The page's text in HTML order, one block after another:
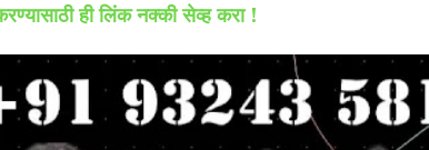
करण्यासाठी ही लिंक नक्की सेव्ह करा !